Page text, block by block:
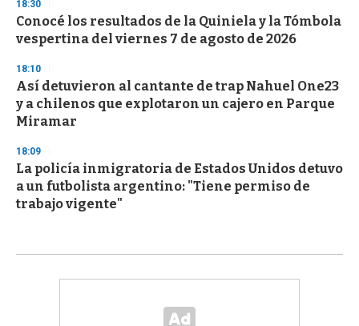
18:30
Conocé los resultados de la Quiniela y la Tómbola
vespertina del viernes 7 de agosto de 2026
18:10
Así detuvieron al cantante de trap Nahuel One23
y a chilenos que explotaron un cajero en Parque
Miramar
18:09
La policía inmigratoria de Estados Unidos detuvo
a un futbolista argentino: "Tiene permiso de
trabajo vigente"